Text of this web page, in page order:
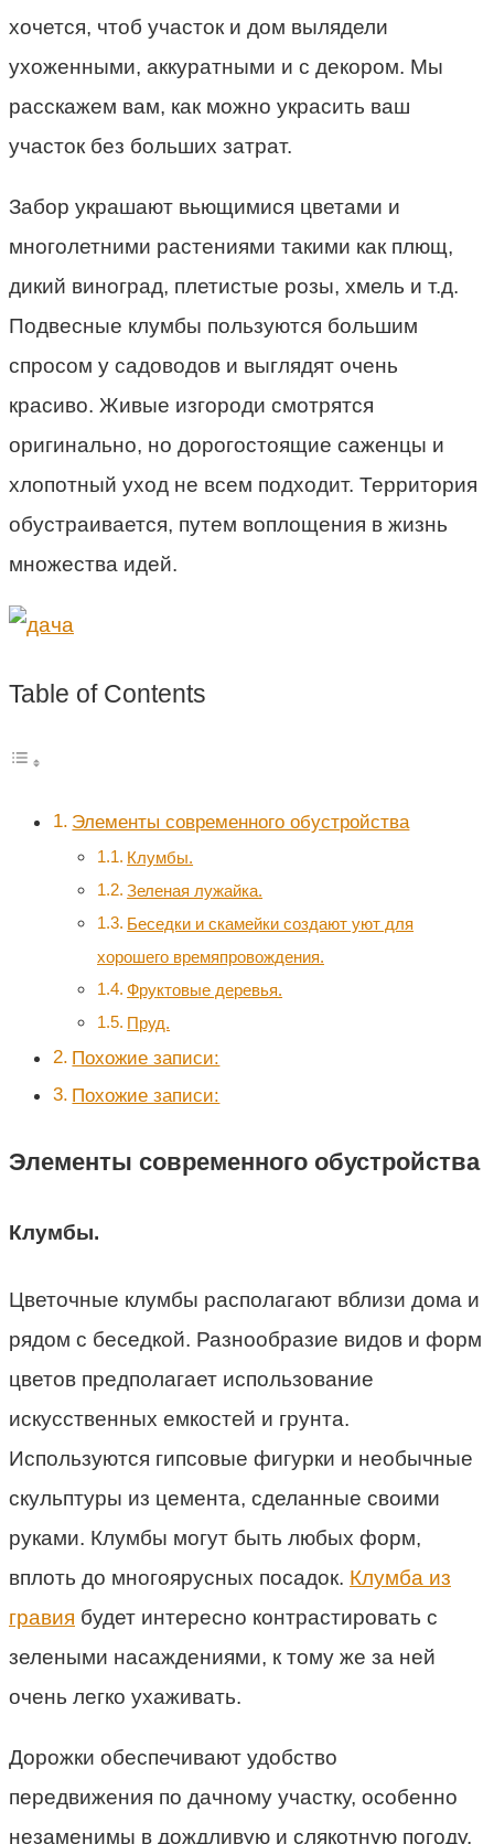
хочется, чтоб участок и дом вылядели
ухоженными, аккуратными и с декором. Мы
расскажем вам, как можно украсить ваш
участок без больших затрат.
Забор украшают вьющимися цветами и
многолетними растениями такими как плющ,
дикий виноград, плетистые розы, хмель и т.д.
Подвесные клумбы пользуются большим
спросом у садоводов и выглядят очень
красиво. Живые изгороди смотрятся
оригинально, но дорогостоящие саженцы и
хлопотный уход не всем подходит. Территория
обустраивается, путем воплощения в жизнь
множества идей.
Table of Contents
Элементы современного обустройства
Клумбы.
Зеленая лужайка.
Беседки и скамейки создают уют для
хорошего времяпровождения.
Фруктовые деревья.
Пруд.
Похожие записи:
Похожие записи:
Элементы современного обустройства
Клумбы.
Цветочные клумбы располагают вблизи дома и
рядом с беседкой. Разнообразие видов и форм
цветов предполагает использование
искусственных емкостей и грунта.
Используются гипсовые фигурки и необычные
скульптуры из цемента, сделанные своими
руками. Клумбы могут быть любых форм,
вплоть до многоярусных посадок. Клумба из
гравия будет интересно контрастировать с
зелеными насаждениями, к тому же за ней
очень легко ухаживать.
Дорожки обеспечивают удобство
передвижения по дачному участку, особенно
незаменимы в дождливую и слякотную погоду.